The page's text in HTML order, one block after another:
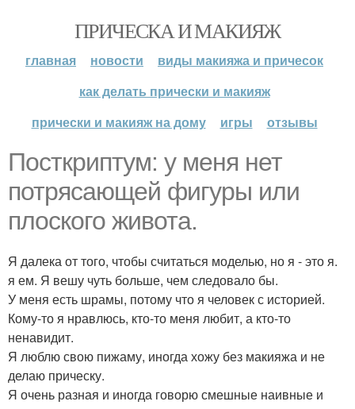
ПРИЧЕСКА И МАКИЯЖ
главная новости
виды макияжа и причесок
как делать прически и макияж
прически и макияж на дому
игры отзывы
Посткриптум: у меня нет
потрясающей фигуры или
плоского живота.
Я далека от того, чтобы считаться моделью, но я - это я.
я ем. Я вешу чуть больше, чем следовало бы.
У меня есть шрамы, потому что я человек с историей.
Кому-то я нравлюсь, кто-то меня любит, а кто-то
ненавидит.
Я люблю свою пижаму, иногда хожу без макияжа и не
делаю прическу.
Я очень разная и иногда говорю смешные наивные и